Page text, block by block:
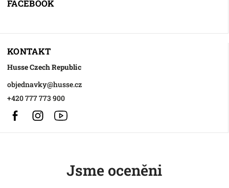
FACEBOOK
KONTAKT
Husse Czech Republic
objednavky@husse.cz
+420 777 773 900
FacebookInstagram
Jsme oceněni